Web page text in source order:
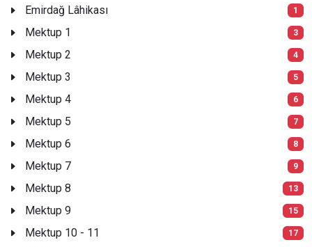
Emirdağ Lâhikası 1
Mektup 1 3
Mektup 2 4
Mektup 3 5
Mektup 4 6
Mektup 5 7
Mektup 6 8
Mektup 7 9
Mektup 8 13
Mektup 9 15
Mektup 10 - 11 17